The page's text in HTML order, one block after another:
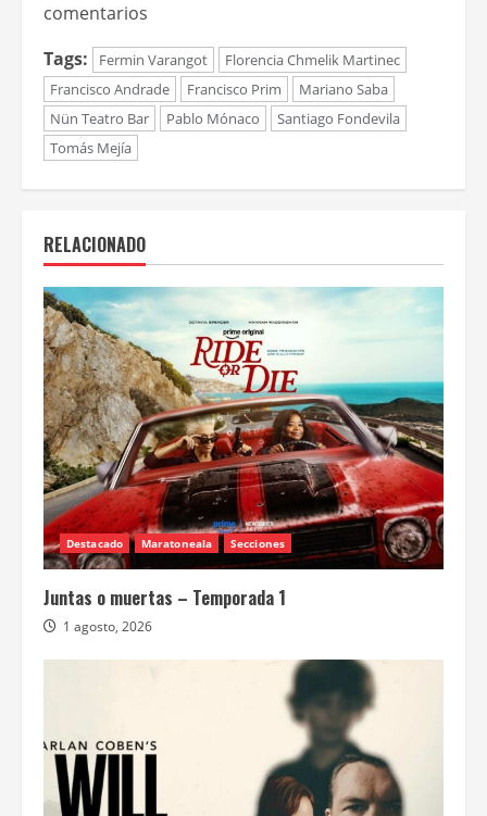
comentarios
Tags:
Fermin Varangot
Florencia Chmelik Martinec
Francisco Andrade
Francisco Prim
Mariano Saba
Nün Teatro Bar
Pablo Mónaco
Santiago Fondevila
Tomás Mejía
RELACIONADO
Destacado Maratoneala Secciones
Juntas o muertas – Temporada 1
1 agosto, 2026